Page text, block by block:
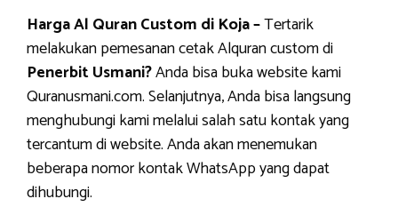
Harga Al Quran Custom di Koja –Tertarik
melakukan pemesanan cetak Alquran custom di
Penerbit Usmani?Anda bisa buka website kami
Quranusmani.com. Selanjutnya, Anda bisa langsung
menghubungi kami melalui salah satu kontak yang
tercantum di website. Anda akan menemukan
beberapa nomor kontak WhatsApp yang dapat
dihubungi.